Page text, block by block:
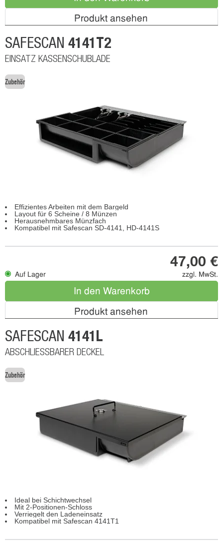
Produkt ansehen
SAFESCAN 4141T2
EINSATZ KASSENSCHUBLADE
Zubehör
Effizientes Arbeiten mit dem Bargeld
Layout für 6 Scheine / 8 Münzen
Herausnehmbares Münzfach
Kompatibel mit Safescan SD-4141, HD-4141S
Auf Lager
47,00 €
zzgl. MwSt.
In den Warenkorb
Produkt ansehen
SAFESCAN 4141L
ABSCHLIESSBARER DECKEL
Zubehör
Ideal bei Schichtwechsel
Mit 2-Positionen-Schloss
Verriegelt den Ladeneinsatz
Kompatibel mit Safescan 4141T1